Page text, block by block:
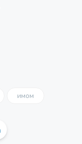
имом